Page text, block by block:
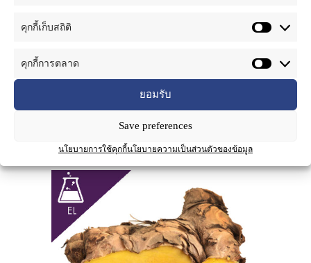
คุกกี้เก็บสถิติ
คุกกี้การตลาด
ยอมรับ
Save preferences
นโยบายการใช้คุกกี้นโยบายความเป็นส่วนตัวของข้อมูล
ไพลใช้ผสมในน้ำพริกแกงป่าทางจังหวัดระยอง ช่วยดับกลิ่นคาว
เหง้าแก่จัด แก้ฟกช้ำ บวม เคล็ด ยอก ปวดเมื่อย ขับลม ท้องเดิน
ช่วยขับระดูหรือประจำเดือนของสตรีนิยมใช้หลังจากที่คลอดบุตร
แล้ว เหง้าไพลมีน้ำมันหอมระเหย ร้อยละ 0.8 และมีสารที่ให้สี ซึ่ง
จากการทดลองพบว่ามีฤทธิ์ลดอาการอักเสบ กรมวิทยาศาสตร์การ
แพทย์ มีการค้นคว้าสารสำคัญที่มีสรรพคุณแก้หอบหืดและมีการ
วิจัยทางคลีนิค โดยใช้รักษาโรคหืดในเด็ก และไม่มีพิษเฉียบพลัน